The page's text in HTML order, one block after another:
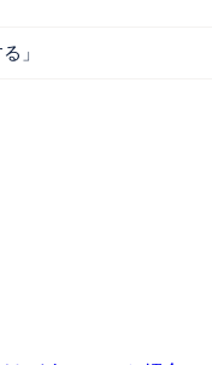
」